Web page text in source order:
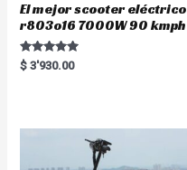
El mejor scooter eléctrico
r803o16 7000W 90 kmph
Rated
5.00
$ 3'930.00